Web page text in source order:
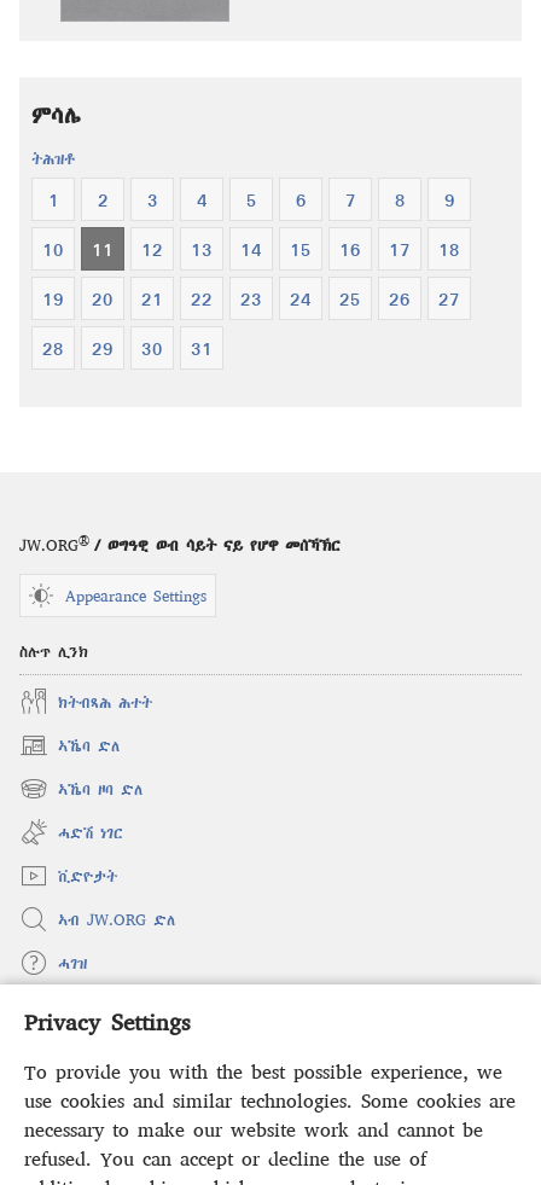
Privacy Settings
To provide you with the best possible experience, we
use cookies and similar technologies. Some cookies are
necessary to make our website work and cannot be
refused. You can accept or decline the use of
ምሳሌ
ትሕዝቶ
1 2 3 4 5 6 7 8 9
10 11 12 13 14 15 16 17 18
19 20 21 22 23 24 25 26 27
28 29 30 31
JW.ORG® / ወግዓዊ ወብ ሳይት ናይ የሆዋ መሰኻኽር
Appearance Settings
ስሉጥ ሊንክ
ክትብጻሕ ሕተት
ኣኼባ ድለ
(opens
new
window)
ኣኼባ ዞባ ድለ
(opens
new
window)
ሓድሽ ነገር
ቪድዮታት
ኣብ JW.ORG ድለ
ሓገዝ
ወፈያ
(opens
window)
ቤተ መጻሕፍቲ ኢንተርነት ግምቢ ዘብዐኛ
(opens
new
window)JW Hub ®
(opens
new